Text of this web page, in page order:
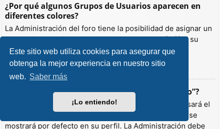
Este sitio web utiliza cookies para asegurar que
obtenga la mejor experiencia en nuestro sitio
web. Saber más
¡Lo entiendo!
¿Por qué algunos Grupos de Usuarios aparecen en
diferentes colores?
La Administración del foro tiene la posibilidad de asignar un
color a los usuarios de un grupo para hacer más fácil su
identificación.
Arriba
¿Qué es un “Grupo de Usuarios predeterminado”?
Si es miembro de más de un grupo por defecto, se usará el
“predeterminado” para determinar qué color y rango se
mostrará por defecto en su perfil. La Administración debe